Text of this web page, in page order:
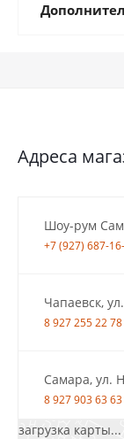
Адреса
Шоу-рум
+7 (927) 687-
Чапаевск,
8 927 255 22 78
Самара, ул.
8 927 903 63 63
загрузка карты...